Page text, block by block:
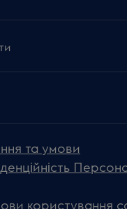
та умови
користування